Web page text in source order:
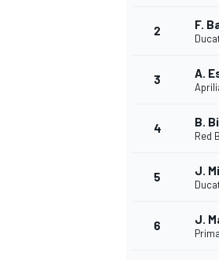
2 F.
3 A.
4 B.
Red
5 J.
6 J.